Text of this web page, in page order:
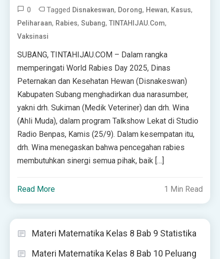
0 Tagged Disnakeswan, Dorong, Hewan, Kasus,
Peliharaan, Rabies,Subang,TINTAHIJAU.com,
Vaksinasi
SUBANG, TINTAHIJAU.COM – Dalam rangka
memperingati World Rabies Day 2025, Dinas
Peternakan dan Kesehatan Hewan (Disnakeswan)
Kabupaten Subang menghadirkan dua narasumber,
yakni drh. Sukiman (Medik Veteriner) dan drh. Wina
(Ahli Muda), dalam program Talkshow Lekat di Studio
Radio Benpas, Kamis (25/9). Dalam kesempatan itu,
drh. Wina menegaskan bahwa pencegahan rabies
membutuhkan sinergi semua pihak, baik […]
Read More 1 Min Read
Materi Matematika Kelas 8 Bab 9 Statistika
Materi Matematika Kelas 8 Bab 10 Peluang